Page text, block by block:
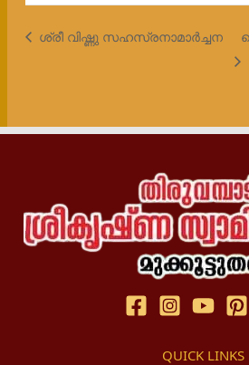
ശ്രീ വിഷ്ണു സഹസ്രനാമാർച്ചന
QUICK LINKS